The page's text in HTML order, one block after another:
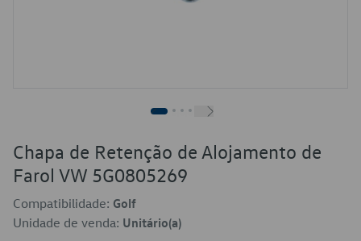
Chapa de Retenção de Alojamento de
Farol VW 5G0805269
Compatibilidade: Golf
Unidade de venda: Unitário(a)